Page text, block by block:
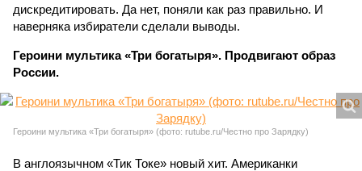
дискредитировать. Да нет, поняли как раз правильно. И
наверняка избиратели сделали выводы.
Героини мультика «Три богатыря». Продвигают образ
России.
Героини мультика «Три богатыря» (фото: rutube.ru/Честно про Зарядку)
В англоязычном «Тик Токе» новый хит. Американки